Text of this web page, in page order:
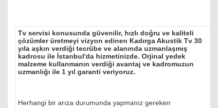
Tv servisi konusunda güvenilir, hızlı doğru ve kaliteli
çözümler üretmeyi vizyon edinen Kadırga Akustik Tv 30
yıla aşkın verdiği tecrübe ve alanında uzmanlaşmış
kadrosu ile İstanbul'da hizmetinizde. Orjinal yedek
malzeme kullanmanın verdiği avantaj ve kadromuzun
uzmanlığı ile 1 yıl garanti veriyoruz.
Herhangi bir arıza durumunda yapmanız gereken